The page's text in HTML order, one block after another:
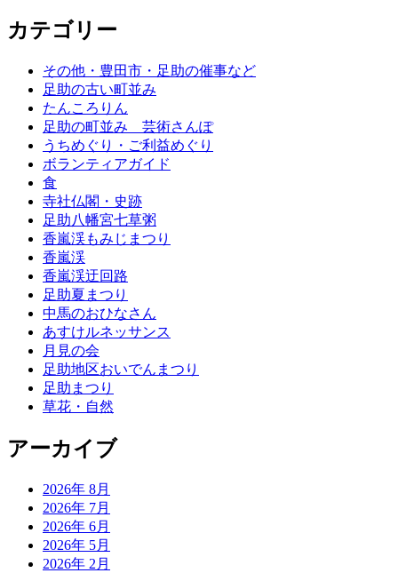
カテゴリー
その他・豊田市・足助の催事など
足助の古い町並み
たんころりん
足助の町並み 芸術さんぽ
うちめぐり・ご利益めぐり
ボランティアガイド
食
寺社仏閣・史跡
足助八幡宮七草粥
香嵐渓もみじまつり
香嵐渓
香嵐渓迂回路
足助夏まつり
中馬のおひなさん
あすけルネッサンス
月見の会
足助地区おいでんまつり
足助まつり
草花・自然
アーカイブ
2026年 8月
2026年 7月
2026年 6月
2026年 5月
2026年 2月